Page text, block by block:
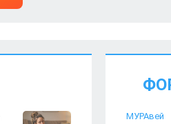
МУРАвей